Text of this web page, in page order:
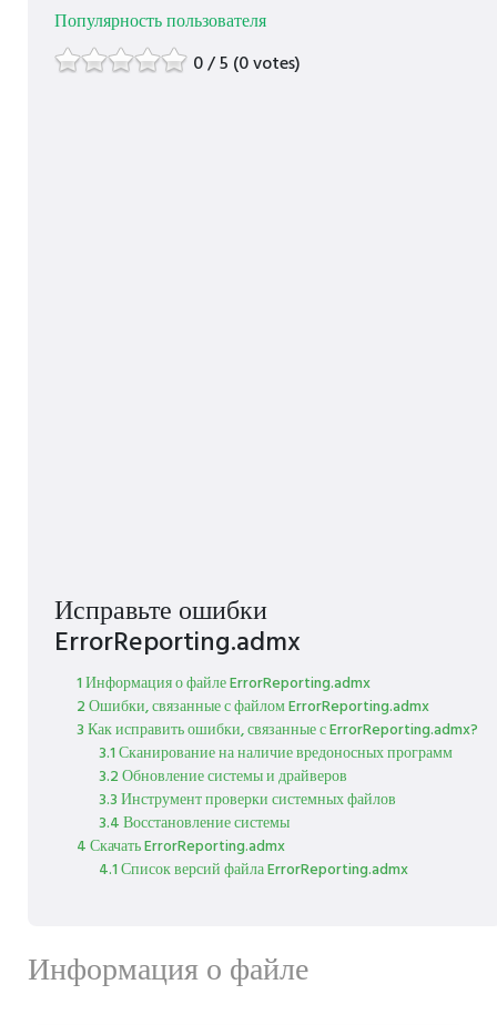
Популярность пользователя
0 / 5 (0 votes)
Исправьте ошибки
ErrorReporting.admx
1 Информация о файле ErrorReporting.admx
2 Ошибки, связанные с файлом ErrorReporting.admx
3 Как исправить ошибки, связанные с ErrorReporting.admx?
3.1 Сканирование на наличие вредоносных программ
3.2 Обновление системы и драйверов
3.3 Инструмент проверки системных файлов
3.4 Восстановление системы
4 Скачать ErrorReporting.admx
4.1 Список версий файла ErrorReporting.admx
Информация о файле